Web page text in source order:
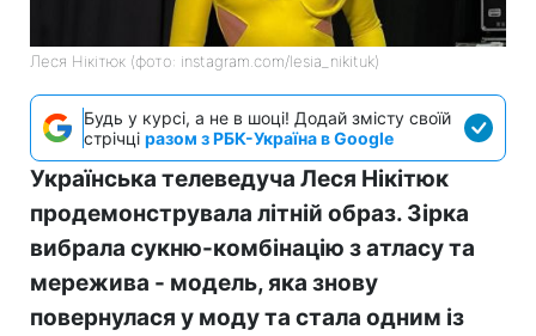
Леся Нікітюк (фото: instagram.com/lesia_nikituk)
Будь у курсі, а не в шоці! Додай змісту своїй
стрічці разом з РБК-Україна в Google
Українська телеведуча Леся Нікітюк
продемонструвала літній образ. Зірка
вибрала сукню-комбінацію з атласу та
мережива - модель, яка знову
повернулася у моду та стала одним із